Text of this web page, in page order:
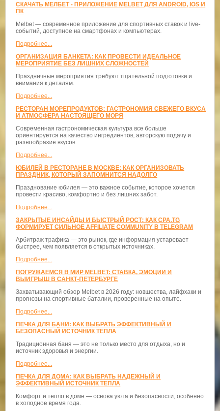
СКАЧАТЬ МЕЛБЕТ - ПРИЛОЖЕНИЕ MELBET ДЛЯ ANDROID, IOS И
ПК
Melbet — современное приложение для спортивных ставок и live-
событий, доступное на смартфонах и компьютерах.
Подробнее...
ОРГАНИЗАЦИЯ БАНКЕТА: КАК ПРОВЕСТИ ИДЕАЛЬНОЕ
МЕРОПРИЯТИЕ БЕЗ ЛИШНИХ СЛОЖНОСТЕЙ
Праздничные мероприятия требуют тщательной подготовки и
внимания к деталям.
Подробнее...
РЕСТОРАН МОРЕПРОДУКТОВ: ГАСТРОНОМИЯ СВЕЖЕГО ВКУСА
И АТМОСФЕРА НАСТОЯЩЕГО МОРЯ
Современная гастрономическая культура все больше
ориентируется на качество ингредиентов, авторскую подачу и
разнообразие вкусов.
Подробнее...
ЮБИЛЕЙ В РЕСТОРАНЕ В МОСКВЕ: КАК ОРГАНИЗОВАТЬ
ПРАЗДНИК, КОТОРЫЙ ЗАПОМНИТСЯ НАДОЛГО
Празднование юбилея — это важное событие, которое хочется
провести красиво, комфортно и без лишних забот.
Подробнее...
ЗАКРЫТЫЕ ИНСАЙДЫ И БЫСТРЫЙ РОСТ: КАК CPA.TG
ФОРМИРУЕТ СИЛЬНОЕ AFFILIATE COMMUNITY В TELEGRAM
Арбитраж трафика — это рынок, где информация устаревает
быстрее, чем появляется в открытых источниках.
Подробнее...
ПОГРУЖАЕМСЯ В МИР MELBET: СТАВКА, ЭМОЦИИ И
ВЫИГРЫШ В САНКТ-ПЕТЕРБУРГЕ
Захватывающий обзор Melbet в 2026 году: новшества, лайфхаки и
прогнозы на спортивные баталии, проверенные на опыте.
Подробнее...
ПЕЧКА ДЛЯ БАНИ: КАК ВЫБРАТЬ ЭФФЕКТИВНЫЙ И
БЕЗОПАСНЫЙ ИСТОЧНИК ТЕПЛА
Традиционная баня — это не только место для отдыха, но и
источник здоровья и энергии.
Подробнее...
ПЕЧКА ДЛЯ ДОМА: КАК ВЫБРАТЬ НАДЕЖНЫЙ И
ЭФФЕКТИВНЫЙ ИСТОЧНИК ТЕПЛА
Комфорт и тепло в доме — основа уюта и безопасности, особенно
в холодное время года.